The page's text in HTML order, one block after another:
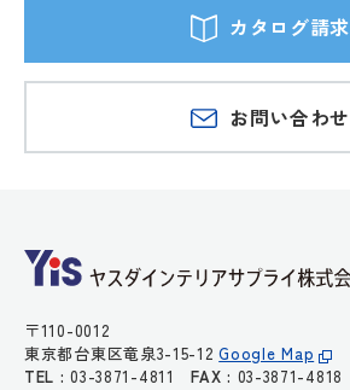
カタログ請求
お問い合わせ
〒110-0012
東京都台東区竜泉3-15-12Google Map
TEL : 03-3871-4811FAX : 03-3871-4818